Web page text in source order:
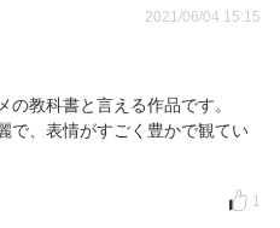
2021/06/04 15:15
教科書と言える作品です。
で、表情がすごく豊かで観てい
1